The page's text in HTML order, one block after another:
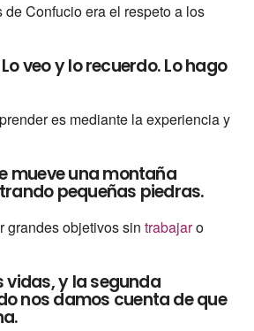
Confucio era el respeto a los
Lo veo y lo recuerdo. Lo hago
es mediante la experiencia y
mueve una montaña
pequeñas piedras.
grandes objetivos sin trabajaro
vidas, y la segunda
nos damos cuenta de que